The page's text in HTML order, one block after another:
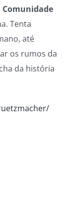
Tenta
até
os rumos da
da história